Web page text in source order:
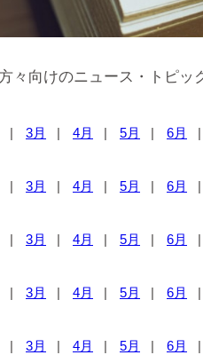
々向けのニュース・トピッ
3月 4月 5月 6月
3月 4月 5月 6月
3月 4月 5月 6月
3月 4月 5月 6月
3月 4月 5月 6月